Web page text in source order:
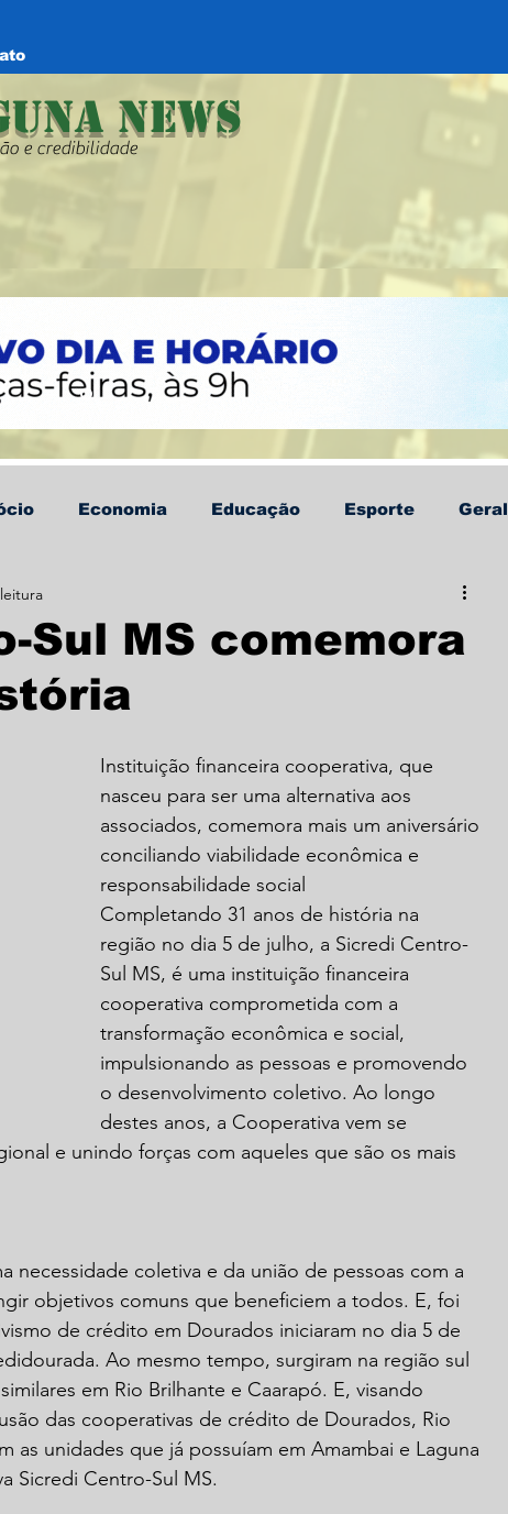
News
e credibilidade
Economia Educação Esporte Geral
Sul MS comemora
Instituição financeira cooperativa, que
nasceu para ser uma alternativa aos
associados, comemora mais um aniversário
conciliando viabilidade econômica e
responsabilidade social
Completando 31 anos de história na
região no dia 5 de julho, a Sicredi Centro-
Sul MS, é uma instituição financeira
cooperativa comprometida com a
transformação econômica e social,
impulsionando as pessoas e promovendo
o desenvolvimento coletivo. Ao longo
destes anos, a Cooperativa vem se
e unindo forças com aqueles que são os mais
necessidade coletiva e da união de pessoas com a
objetivos comuns que beneficiem a todos. E, foi
de crédito em Dourados iniciaram no dia 5 de
Ao mesmo tempo, surgiram na região sul
em Rio Brilhante e Caarapó. E, visando
das cooperativas de crédito de Dourados, Rio
as unidades que já possuíam em Amambai e Laguna
Sicredi Centro-Sul MS.